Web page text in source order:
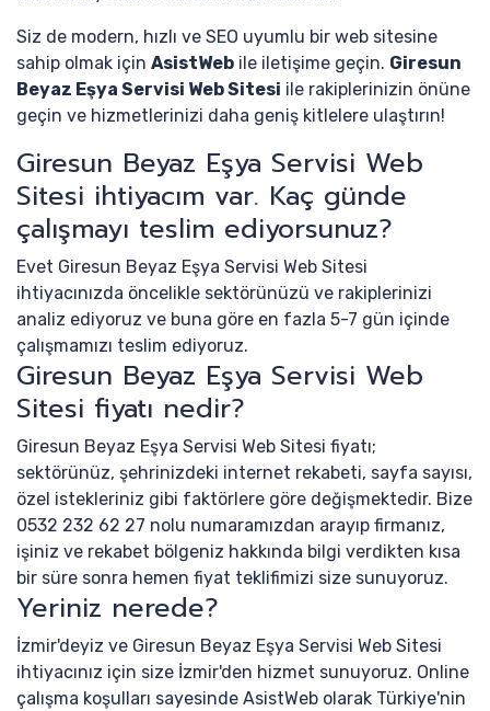
Siz de modern, hızlı ve SEO uyumlu bir web sitesine
sahip olmak için AsistWeb ile iletişime geçin. Giresun
Beyaz Eşya Servisi Web Sitesi ile rakiplerinizin önüne
geçin ve hizmetlerinizi daha geniş kitlelere ulaştırın!
Giresun Beyaz Eşya Servisi Web
Sitesi ihtiyacım var. Kaç günde
çalışmayı teslim ediyorsunuz?
Evet Giresun Beyaz Eşya Servisi Web Sitesi
ihtiyacınızda öncelikle sektörünüzü ve rakiplerinizi
analiz ediyoruz ve buna göre en fazla 5-7 gün içinde
çalışmamızı teslim ediyoruz.
Giresun Beyaz Eşya Servisi Web
Sitesi fiyatı nedir?
Giresun Beyaz Eşya Servisi Web Sitesi fiyatı;
sektörünüz, şehrinizdeki internet rekabeti, sayfa sayısı,
özel istekleriniz gibi faktörlere göre değişmektedir. Bize
0532 232 62 27 nolu numaramızdan arayıp firmanız,
işiniz ve rekabet bölgeniz hakkında bilgi verdikten kısa
bir süre sonra hemen fiyat teklifimizi size sunuyoruz.
Yeriniz nerede?
İzmir'deyiz ve Giresun Beyaz Eşya Servisi Web Sitesi
ihtiyacınız için size İzmir'den hizmet sunuyoruz. Online
çalışma koşulları sayesinde AsistWeb olarak Türkiye'nin